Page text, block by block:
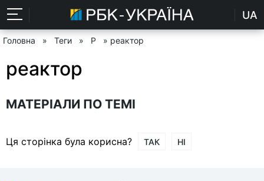
UA
Головна » Теги » Р » реактор
реактор
МАТЕРІАЛИ ПО ТЕМІ
Ця сторінка була корисна? ТАК НІ